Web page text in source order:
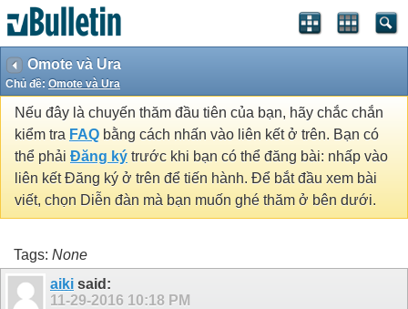
Omote và Ura
Chủ đề: Omote và Ura
Nếu đây là chuyến thăm đầu tiên của bạn, hãy chắc chắn
kiểm tra FAQ bằng cách nhấn vào liên kết ở trên. Bạn có
thể phải Đăng ký trước khi bạn có thể đăng bài: nhấp vào
liên kết Đăng ký ở trên để tiến hành. Để bắt đầu xem bài
viết, chọn Diễn đàn mà bạn muốn ghé thăm ở bên dưới.
Tags: None
aiki said:
11-29-2016 10:18 PM